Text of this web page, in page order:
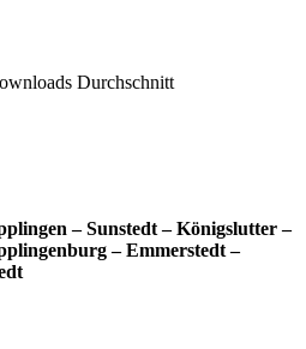
Durchschnitt
– Sunstedt – Königslutter –
– Emmerstedt –